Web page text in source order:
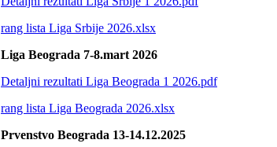
rang lista Liga Srbije 2026.xlsx
Liga Beograda 7-8.mart 2026
Detaljni rezultati Liga Beograda 1 2026.pdf
rang lista Liga Beograda 2026.xlsx
Prvenstvo Beograda 13-14.12.2025